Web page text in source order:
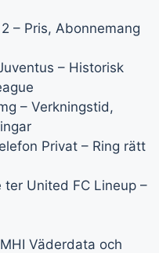
– Pris, Abonnemang
– Historisk
– Verkningstid,
Privat – Ring rätt
United FC Lineup –
Väderdata och